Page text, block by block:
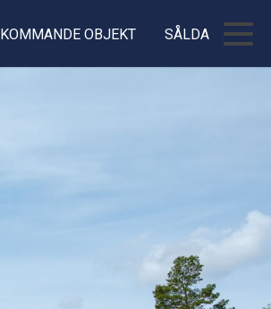
KOMMANDE OBJEKT SÅLDA